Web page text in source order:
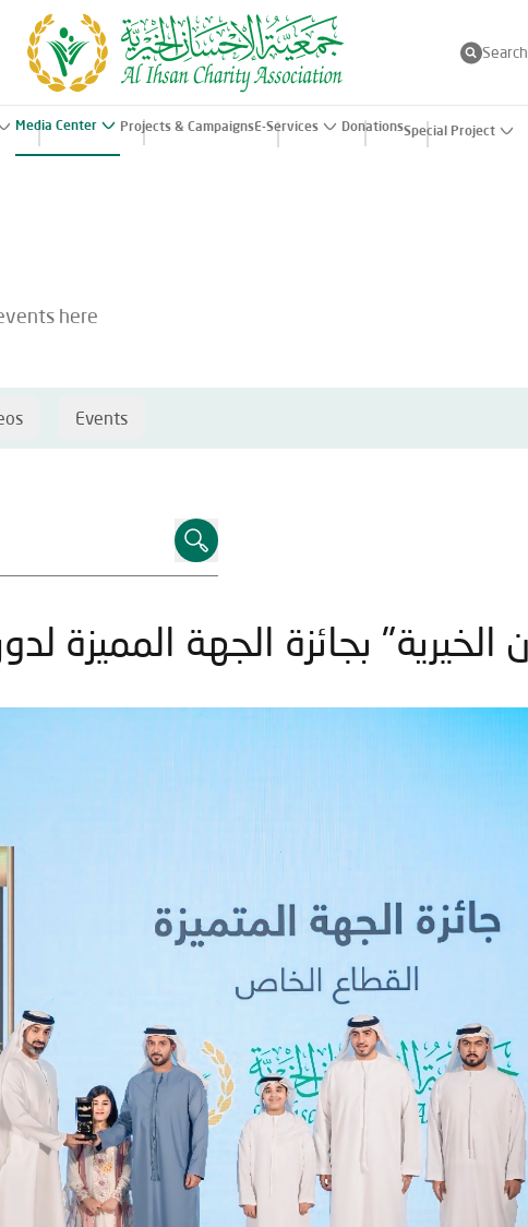
Search
Media Center Projects & CampaignsE-Services DonationsSpecial Project
here
Events